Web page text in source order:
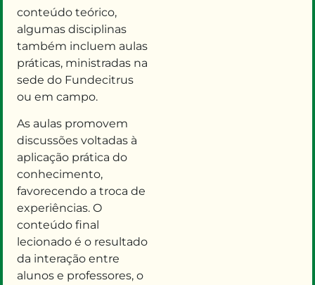
conteúdo teórico,
algumas disciplinas
também incluem aulas
práticas, ministradas na
sede do Fundecitrus
ou em campo.
As aulas promovem
discussões voltadas à
aplicação prática do
conhecimento,
favorecendo a troca de
experiências. O
conteúdo final
lecionado é o resultado
da interação entre
alunos e professores, o